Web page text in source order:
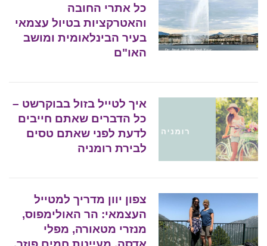
כל אתרי החובה
והאטרקציות בטיול עצמאי
בעיר הבינלאומית ומושב
האו"ם
איך לטייל בזול בבוקרשט –
כל הדברים שאתם חייבים
לדעת לפני שאתם טסים
לבירת רומניה
צפון יוון מדריך למטייל
העצמאי: הר האולימפוס,
מנזרי מטאורה, מפלי